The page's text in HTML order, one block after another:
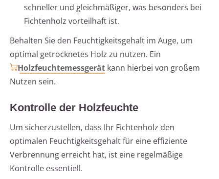
schneller und gleichmäßiger, was besonders bei
Fichtenholz vorteilhaft ist.
Behalten Sie den Feuchtigkeitsgehalt im Auge, um
optimal getrocknetes Holz zu nutzen. Ein
Holzfeuchtemessgerät kann hierbei von großem
Nutzen sein.
Kontrolle der Holzfeuchte
Um sicherzustellen, dass Ihr Fichtenholz den
optimalen Feuchtigkeitsgehalt für eine effiziente
Verbrennung erreicht hat, ist eine regelmäßige
Kontrolle essentiell.